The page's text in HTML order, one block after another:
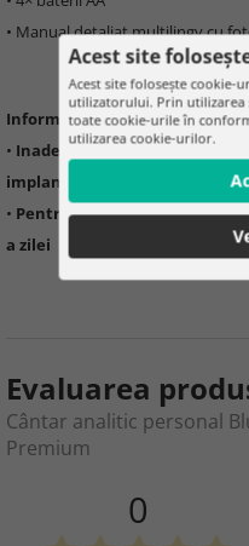
• Manual detaliat multilingv cu
Informații importante:
• Inadecvat pentru persoanele
implanturi
• Pentru măsurători precise,
a zilei
Evaluarea
Cântar analitic personal
Premium
0
Acest site
Acest site folosește cookie-
utilizatorului. Prin
toate cookie-urile în
utilizarea cookie-urilor.